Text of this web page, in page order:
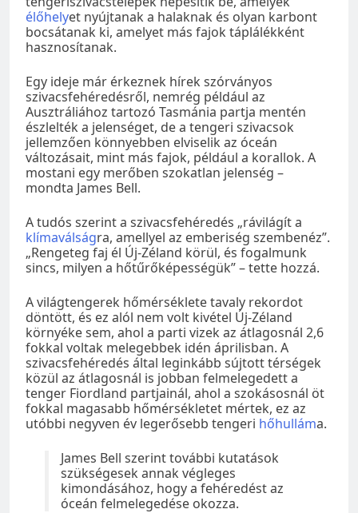
élőhelyet nyújtanak a halaknak és olyan karbont
bocsátanak ki, amelyet más fajok táplálékként
hasznosítanak.
Egy ideje már érkeznek hírek szórványos
szivacsfehéredésről, nemrég például az
Ausztráliához tartozó Tasmánia partja mentén
észlelték a jelenséget, de a tengeri szivacsok
jellemzően könnyebben elviselik az óceán
változásait, mint más fajok, például a korallok. A
mostani egy merőben szokatlan jelenség –
mondta James Bell.
A tudós szerint a szivacsfehéredés „rávilágít a
klímaválságra, amellyel az emberiség szembenéz”.
„Rengeteg faj él Új-Zéland körül, és fogalmunk
sincs, milyen a hőtűrőképességük” – tette hozzá.
A világtengerek hőmérséklete tavaly rekordot
döntött, és ez alól nem volt kivétel Új-Zéland
környéke sem, ahol a parti vizek az átlagosnál 2,6
fokkal voltak melegebbek idén áprilisban. A
szivacsfehéredés által leginkább sújtott térségek
közül az átlagosnál is jobban felmelegedett a
tenger Fiordland partjainál, ahol a szokásosnál öt
fokkal magasabb hőmérsékletet mértek, ez az
utóbbi negyven év legerősebb tengeri hőhulláma.
James Bell szerint további kutatások
szükségesek annak végleges
kimondásához, hogy a fehéredést az
óceán felmelegedése okozza.